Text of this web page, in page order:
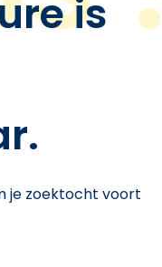
is
je zoektocht voort